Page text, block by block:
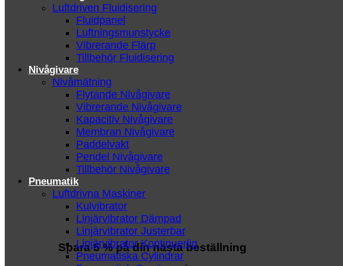
Spara 5 % på din nästa beställning
Luftdriven Fluidisering
Fluidpanel
Luftningsmunstycke
Vibrerande Flärp
Tillbehör Fluidisering
Nivågivare
Nivåmätning
Flytande Nivågivare
Vibrerande Nivågivare
Kapacitiv Nivågivare
Membran Nivågivare
Paddelvakt
Pendel Nivågivare
Tillbehör Nivågivare
Pneumatik
Luftdrivna Maskiner
Kulvibrator
Linjärvibrator Dämpad
Linjärvibrator Justerbar
Linjärvibrator Kontinuerlig
Pneumatiska Cylindrar